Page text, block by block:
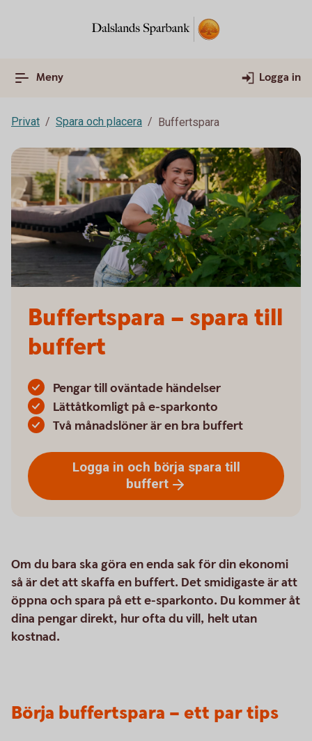
Meny Logga in
Privat Spara och placera Buffertspara
Buffertspara – spara till
buffert
Pengar till oväntade händelser
Lättåtkomligt på e-sparkonto
Två månadslöner är en bra buffert
Logga in och börja spara till
buffert
Om du bara ska göra en enda sak för din ekonomi
så är det att skaffa en buffert. Det smidigaste är att
öppna och spara på ett e-sparkonto. Du kommer åt
dina pengar direkt, hur ofta du vill, helt utan
kostnad.
Börja buffertspara – ett par tips